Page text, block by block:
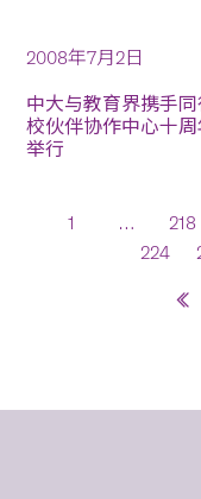
2008年7月2日
中大与教育界携手
校伙伴协作中心十
举行
1 … 218
224